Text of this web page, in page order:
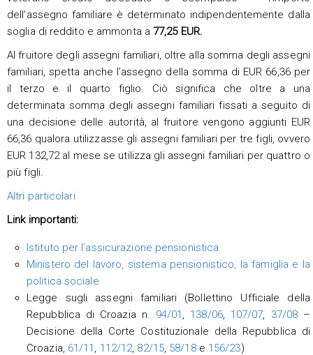
dell’assegno familiare è determinato indipendentemente dalla
soglia di reddito e ammonta a 77,25 EUR.
Al fruitore degli assegni familiari, oltre alla somma degli assegni
familiari, spetta anche l’assegno della somma di EUR 66,36 per
il terzo e il quarto figlio. Ciò significa che oltre a una
determinata somma degli assegni familiari fissati a seguito di
una decisione delle autorità, al fruitore vengono aggiunti EUR
66,36 qualora utilizzasse gli assegni familiari per tre figli, ovvero
EUR 132,72 al mese se utilizza gli assegni familiari per quattro o
più figli.
Altri particolari
Link importanti:
Istituto per l’assicurazione pensionistica
Ministero del lavoro, sistema pensionistico, la famiglia e la
politica sociale
Legge sugli assegni familiari (Bollettino Ufficiale della
Repubblica di Croazia n. 94/01 , 138/06, 107/07, 37/08 –
Decisione della Corte Costituzionale della Repubblica di
Croazia, 61/11 , 112/12, 82/15, 58/18e 156/23)